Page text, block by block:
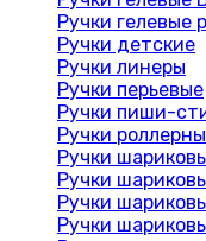
Ручки гелевые
Ручки детские
Ручки линеры
Ручки перьевые
Ручки пиши-
Ручки
Ручки
Ручки
Ручки
Ручки